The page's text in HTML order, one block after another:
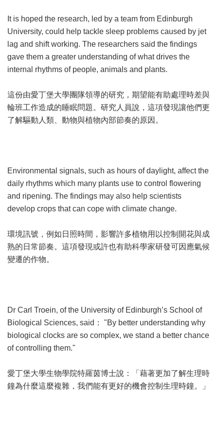
It is hoped the research, led by a team from Edinburgh
University, could help tackle sleep problems caused by jet
lag and shift working. The researchers said the findings
gave them a greater understanding of what drives the
internal rhythms of people, animals and plants.
這份由愛丁堡大學團隊領導的研究，期望能有助處理時差與
輪班工作造成的睡眠問題。研究人員說，這項發現讓他們更
了解驅動人類、動物與植物內部節奏的原因。
Environmental signals, such as hours of daylight, affect the
daily rhythms which many plants use to control flowering
and ripening. The findings may also help scientists
develop crops that can cope with climate change.
環境訊號，例如日照時間，影響許多植物用以控制開花與成
熟的日常節奏。這項發現或許也有助科學家研發可因應氣候
變遷的作物。
Dr Carl Troein, of the University of Edinburgh’s School of
Biological Sciences, said： "By better understanding why
biological clocks are so complex, we stand a better chance
of controlling them."
愛丁堡大學生物學院特羅茵博士說：「藉著更加了解生理時
鐘為什麼這麼複雜，我們能有更好的機會控制生理時鐘。」